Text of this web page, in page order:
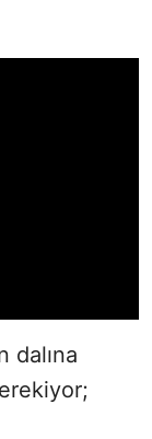
dalına